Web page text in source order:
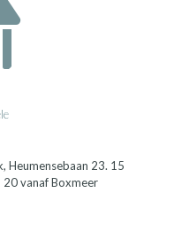
Heumensebaan 23. 15
20 vanaf Boxmeer